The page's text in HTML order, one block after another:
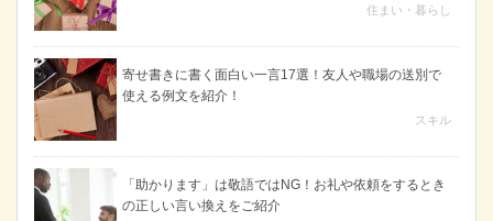
住まい・暮らし
寄せ書きに書く面白い一言17選！友人や職場の送別で
使える例文を紹介！
スキル
「助かります」は敬語ではNG！お礼や依頼をするとき
の正しい言い換えをご紹介